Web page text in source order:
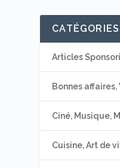
CATÉGORIES
Articles
Bonnes
Ciné, Musique,
Cuisine, Art de